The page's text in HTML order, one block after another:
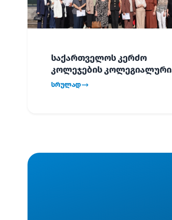
საქართველოს კერძო
კოლეჯების კოლეგიალური
ვიზიტი ბათუმში!
სრულად